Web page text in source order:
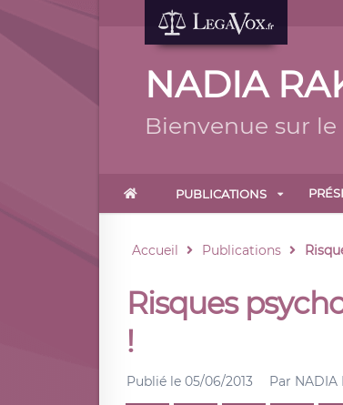
NADIA
Bienvenue sur
PUBLICATIONS
Accueil Publications
Risques
!
Publié le 05/06/2013 Par NADIA